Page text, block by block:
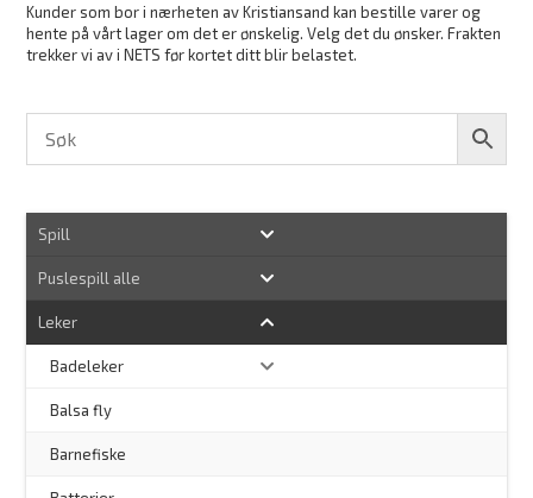
Kunder som bor i nærheten av Kristiansand kan bestille varer og
hente på vårt lager om det er ønskelig. Velg det du ønsker. Frakten
trekker vi av i NETS før kortet ditt blir belastet.
Spill
Puslespill alle
Leker
Badeleker
Balsa fly
Barnefiske